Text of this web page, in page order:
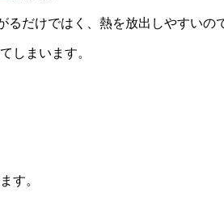
だけではく、熱を放出しやすいの
しまいます。
す。